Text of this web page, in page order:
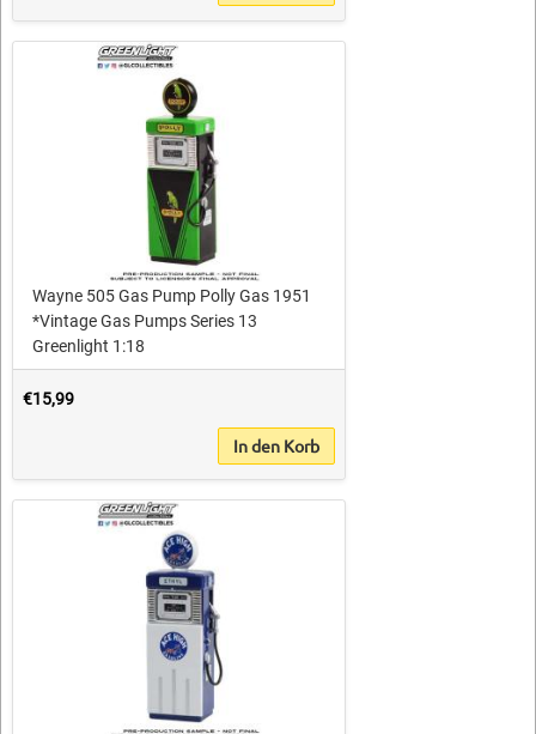
Wayne 505 Gas Pump Polly Gas 1951
*Vintage Gas Pumps Series 13
Greenlight 1:18
€15,99
In den Korb